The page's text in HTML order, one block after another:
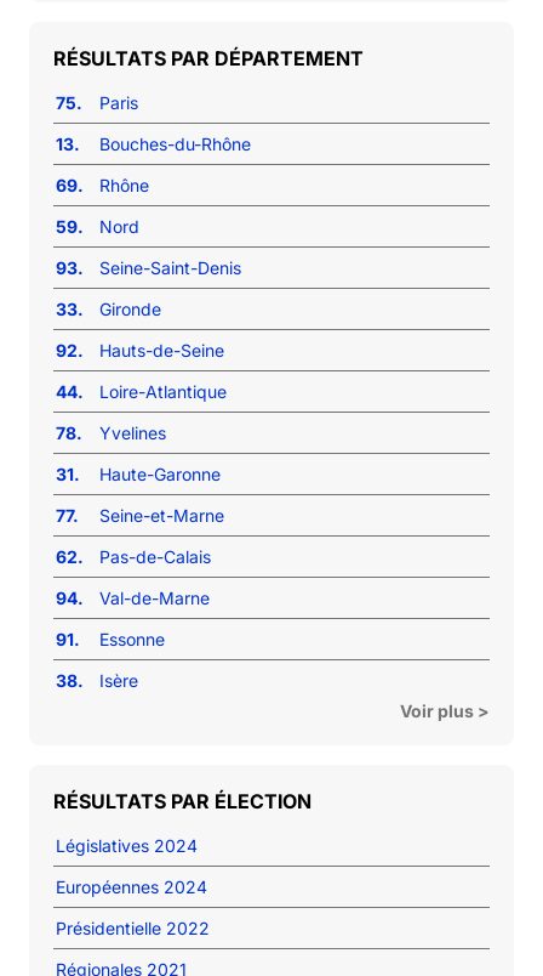
RÉSULTATS PAR DÉPARTEMENT
75.
Paris
13.
Bouches-du-Rhône
69.
Rhône
59.
Nord
93.
Seine-Saint-Denis
33.
Gironde
92.
Hauts-de-Seine
44.
Loire-Atlantique
78.
Yvelines
31.
Haute-Garonne
77.
Seine-et-Marne
62.
Pas-de-Calais
94.
Val-de-Marne
91.
Essonne
38.
Isère
Voir plus >
RÉSULTATS PAR ÉLECTION
Législatives 2024
Européennes 2024
Présidentielle 2022
Régionales 2021